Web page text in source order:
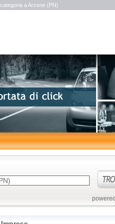
a Arzene (PN)